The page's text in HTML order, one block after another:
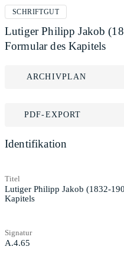
SCHRIFTGUT
Lutiger Philipp Jakob
Formular des Kapitels
ARCHIVPLAN
PDF-EXPORT
Identifikation
Titel
Lutiger Philipp Jakob (1832-
Kapitels
Signatur
A.4.65